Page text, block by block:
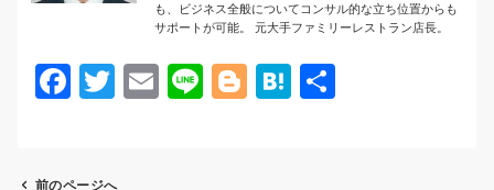
も、ビジネス全般についてコンサル的な立ち位置からも
サポートが可能。 元大手ファミリーレストラン店長。
F
T
E
Li Bl H
前のページへ